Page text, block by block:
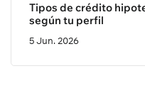
Tipos de crédito
según tu perfil
5 Jun. 2026